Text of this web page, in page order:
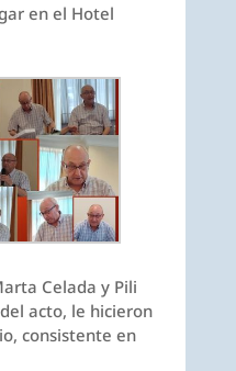
en el Hotel
Celada y Pili
acto, le hicieron
consistente en